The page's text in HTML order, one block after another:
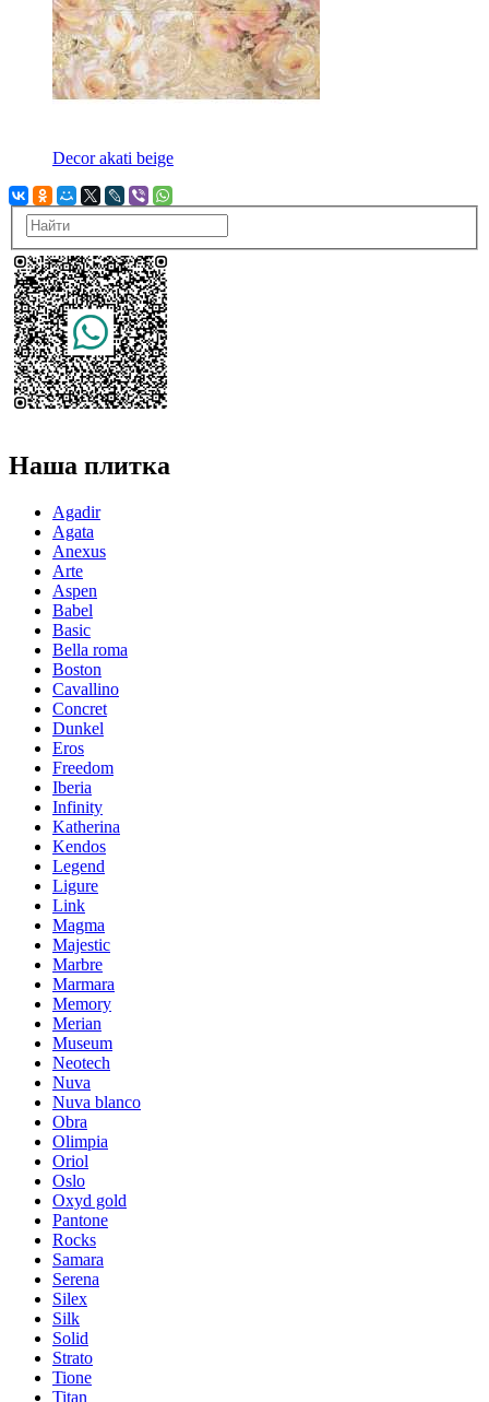
Decor akati beige
Наша плитка
Agadir
Agata
Anexus
Arte
Aspen
Babel
Basic
Bella roma
Boston
Cavallino
Concret
Dunkel
Eros
Freedom
Iberia
Infinity
Katherina
Kendos
Legend
Ligure
Link
Magma
Majestic
Marbre
Marmara
Memory
Merian
Museum
Neotech
Nuva
Nuva blanco
Obra
Olimpia
Oriol
Oslo
Oxyd gold
Pantone
Rocks
Samara
Serena
Silex
Silk
Solid
Strato
Tione
Titan